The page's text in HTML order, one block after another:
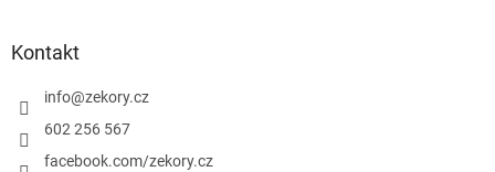
Kontakt
info@zekory.cz
602 256 567
facebook.com/zekory.cz